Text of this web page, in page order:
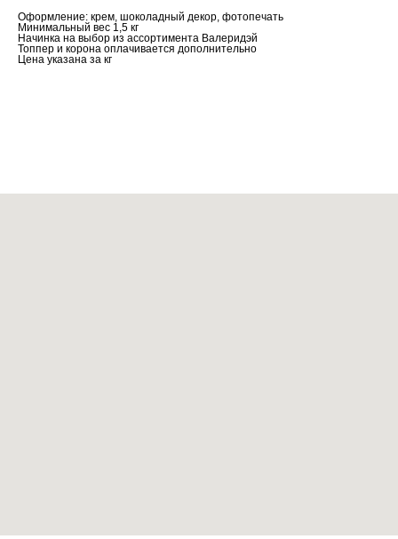
Оформление: крем, шоколадный декор, фотопечать
Минимальный вес 1,5 кг
Начинка на выбор из ассортимента Валеридэй
Топпер и корона оплачивается дополнительно
Цена указана за кг